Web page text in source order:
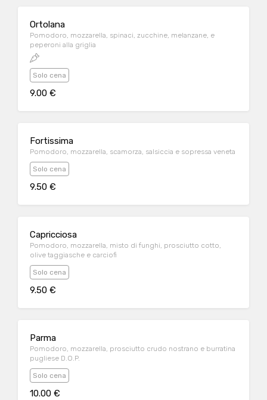
Ortolana
Pomodoro, mozzarella, spinaci, zucchine, melanzane, e
peperoni alla griglia
Solo cena
9.00 €
Fortissima
Pomodoro, mozzarella, scamorza, salsiccia e sopressa veneta
Solo cena
9.50 €
Capricciosa
Pomodoro, mozzarella, misto di funghi, prosciutto cotto,
olive taggiasche e carciofi
Solo cena
9.50 €
Parma
Pomodoro, mozzarella, prosciutto crudo nostrano e burratina
pugliese D.O.P.
Solo cena
10.00 €